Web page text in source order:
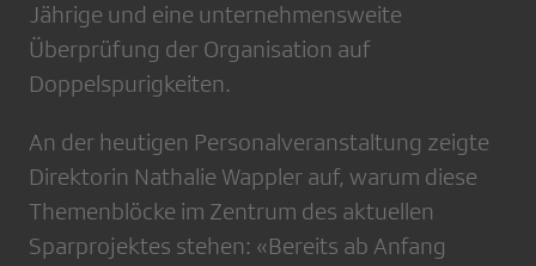
Jährige und eine unternehmensweite
Überprüfung der Organisation auf
Doppelspurigkeiten.
An der heutigen Personalveranstaltung zeigte
Direktorin Nathalie Wappler auf, warum diese
Themenblöcke im Zentrum des aktuellen
Sparprojektes stehen: «Bereits ab Anfang